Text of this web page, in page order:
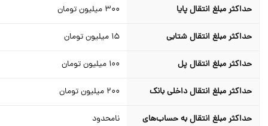
حداکثر مبلغ انتقال پایا میلیون تومان
حداکثر مبلغ انتقال شتابی میلیون تومان
حداکثر مبلغ انتقال پل میلیون تومان
حداکثر مبلغ انتقال داخلی بانک
حداکثر مبلغ انتقال به حساب‌های
نامحدود